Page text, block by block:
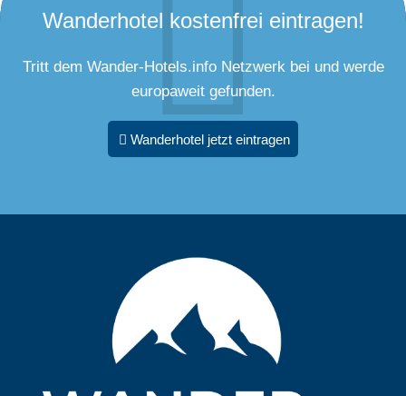
Wanderhotel kostenfrei eintragen!
Tritt dem Wander-Hotels.info Netzwerk bei und werde
europaweit gefunden.
Wanderhotel jetzt eintragen